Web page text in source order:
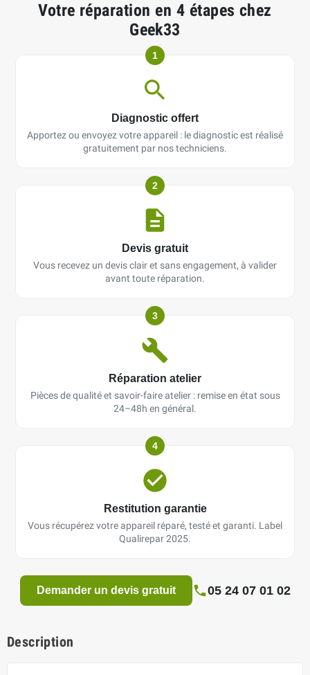
Votre réparation en 4 étapes chez
Geek33
1
Diagnostic offert
Apportez ou envoyez votre appareil : le diagnostic est réalisé
gratuitement par nos techniciens.
2
Devis gratuit
Vous recevez un devis clair et sans engagement, à valider
avant toute réparation.
3
Réparation atelier
Pièces de qualité et savoir-faire atelier : remise en état sous
24–48h en général.
4
Restitution garantie
Vous récupérez votre appareil réparé, testé et garanti. Label
Qualirepar 2025.
Demander un devis gratuit 05 24 07 01 02
Description